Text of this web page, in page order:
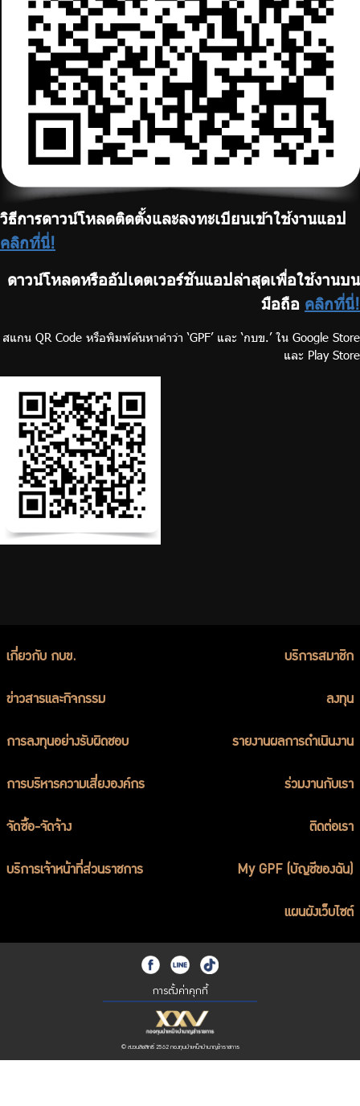
วิธีการดาวน์โหลดติดตั้งและลงทะเบียนเข้าใช้งานแอป
คลิกที่นี่!
ดาวน์โหลดหรืออัปเดตเวอร์ชันแอปล่าสุดเพื่อใช้งานบน
มือถือ คลิกที่นี่!
สแกน QR Code หรือพิมพ์ค้นหาคำว่า ‘GPF’ และ ‘กบข.’ ใน Google Store
และ Play Store
เกี่ยวกับ กบข. บริการสมาชิก
ข่าวสารและกิจกรรม ลงทุน
การลงทุนอย่างรับผิดชอบ รายงานผลการดำเนินงาน
การบริหารความเสี่ยงองค์กร ร่วมงานกับเรา
จัดซื้อ-จัดจ้าง ติดต่อเรา
บริการเจ้าหน้าที่ส่วนราชการ My GPF (บัญชีของฉัน)
แผนผังเว็บไซต์
การตั้งค่าคุกกี้
© สงวนลิขสิทธิ์ 2562 กองทุนบำเหน็จบำนาญข้าราชการ